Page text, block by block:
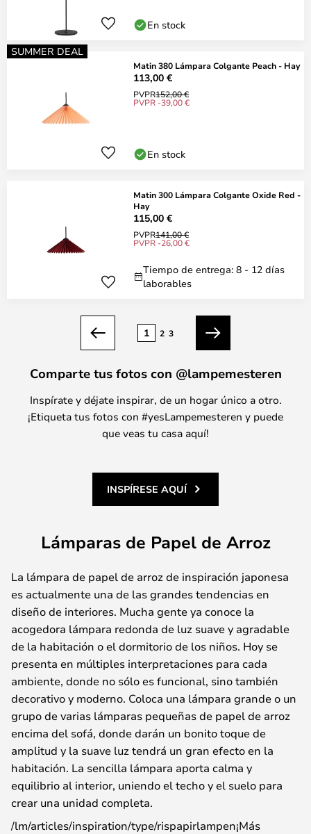
En stock
SUMMER DEAL
Matin 380 Lámpara Colgante Peach - Hay
113,00 €
PVPR152,00 €
PVPR -39,00 €
En stock
Matin 300 Lámpara Colgante Oxide Red -
Hay
115,00 €
PVPR141,00 €
PVPR -26,00 €
Tiempo de entrega: 8 - 12 días
laborables
Anterior
1 2 3
Siguiente
Comparte tus fotos con @lampemesteren
Inspírate y déjate inspirar, de un hogar único a otro.
¡Etiqueta tus fotos con #yesLampemesteren y puede
que veas tu casa aquí!
INSPÍRESE AQUÍ
Lámparas de Papel de Arroz
La lámpara de papel de arroz de inspiración japonesa
es actualmente una de las grandes tendencias en
diseño de interiores. Mucha gente ya conoce la
acogedora lámpara redonda de luz suave y agradable
de la habitación o el dormitorio de los niños. Hoy se
presenta en múltiples interpretaciones para cada
ambiente, donde no sólo es funcional, sino también
decorativo y moderno. Coloca una lámpara grande o un
grupo de varias lámparas pequeñas de papel de arroz
encima del sofá, donde darán un bonito toque de
amplitud y la suave luz tendrá un gran efecto en la
habitación. La sencilla lámpara aporta calma y
equilibrio al interior, uniendo el techo y el suelo para
crear una unidad completa.
/lm/articles/inspiration/type/rispapirlampen¡Más